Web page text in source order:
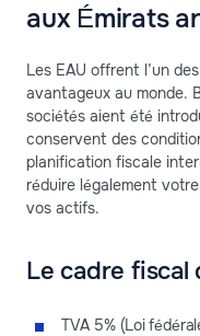
aux Émirats
Les EAU offrent l’un
avantageux au monde.
sociétés aient été
conservent des
planification fiscale
réduire légalement
vos actifs.
Le cadre fiscal
TVA 5% (Loi